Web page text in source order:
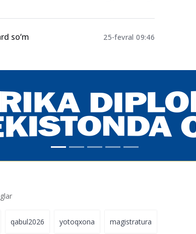
03-iyul 15:26
26-mart 11:20
so‘m
25-fevral 09:46